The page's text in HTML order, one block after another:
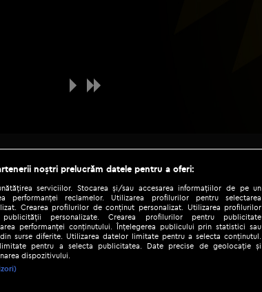
S.A.
|
noștri prelucrăm datele pentru a oferi:
serviciilor. Stocarea și/sau accesarea informațiilor de pe un
performanței reclamelor. Utilizarea profilurilor pentru selectarea
Crearea profilurilor de conținut personalizat. Utilizarea profilurilor
publicității personalizate. Crearea profilurilor pentru publicitate
performanței conținutului. Înțelegerea publicului prin statistici sau
surse diferite. Utilizarea datelor limitate pentru a selecta conținutul.
pentru a selecta publicitatea. Date precise de geolocație și
dispozitivului.